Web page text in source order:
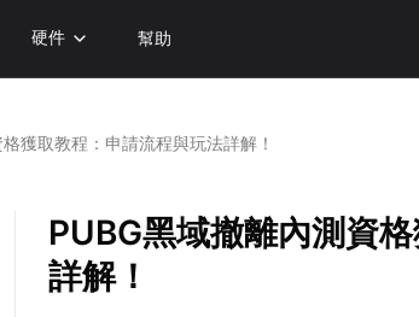
硬件 幫助
獲取教程：申請流程與玩法詳解！
PUBG黑域撤離內測資
詳解！